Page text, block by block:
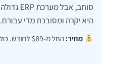
היא יקרה ומסובכת מדי עבורם.
מחיר: החל מ-$89 לחודש. כולל 14 ימי ניסיון (ללא התחייבות).